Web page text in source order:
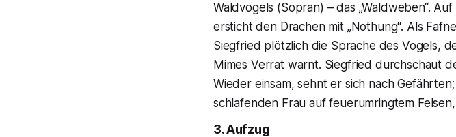
Waldvogels (Sopran) – das „Waldweben“.
ersticht den Drachen mit „Nothung“. Als
Siegfried plötzlich die Sprache des Vogels,
Mimes Verrat warnt. Siegfried durchschaut
Wieder einsam, sehnt er sich nach
schlafenden Frau auf feuerumringtem
3. Aufzug